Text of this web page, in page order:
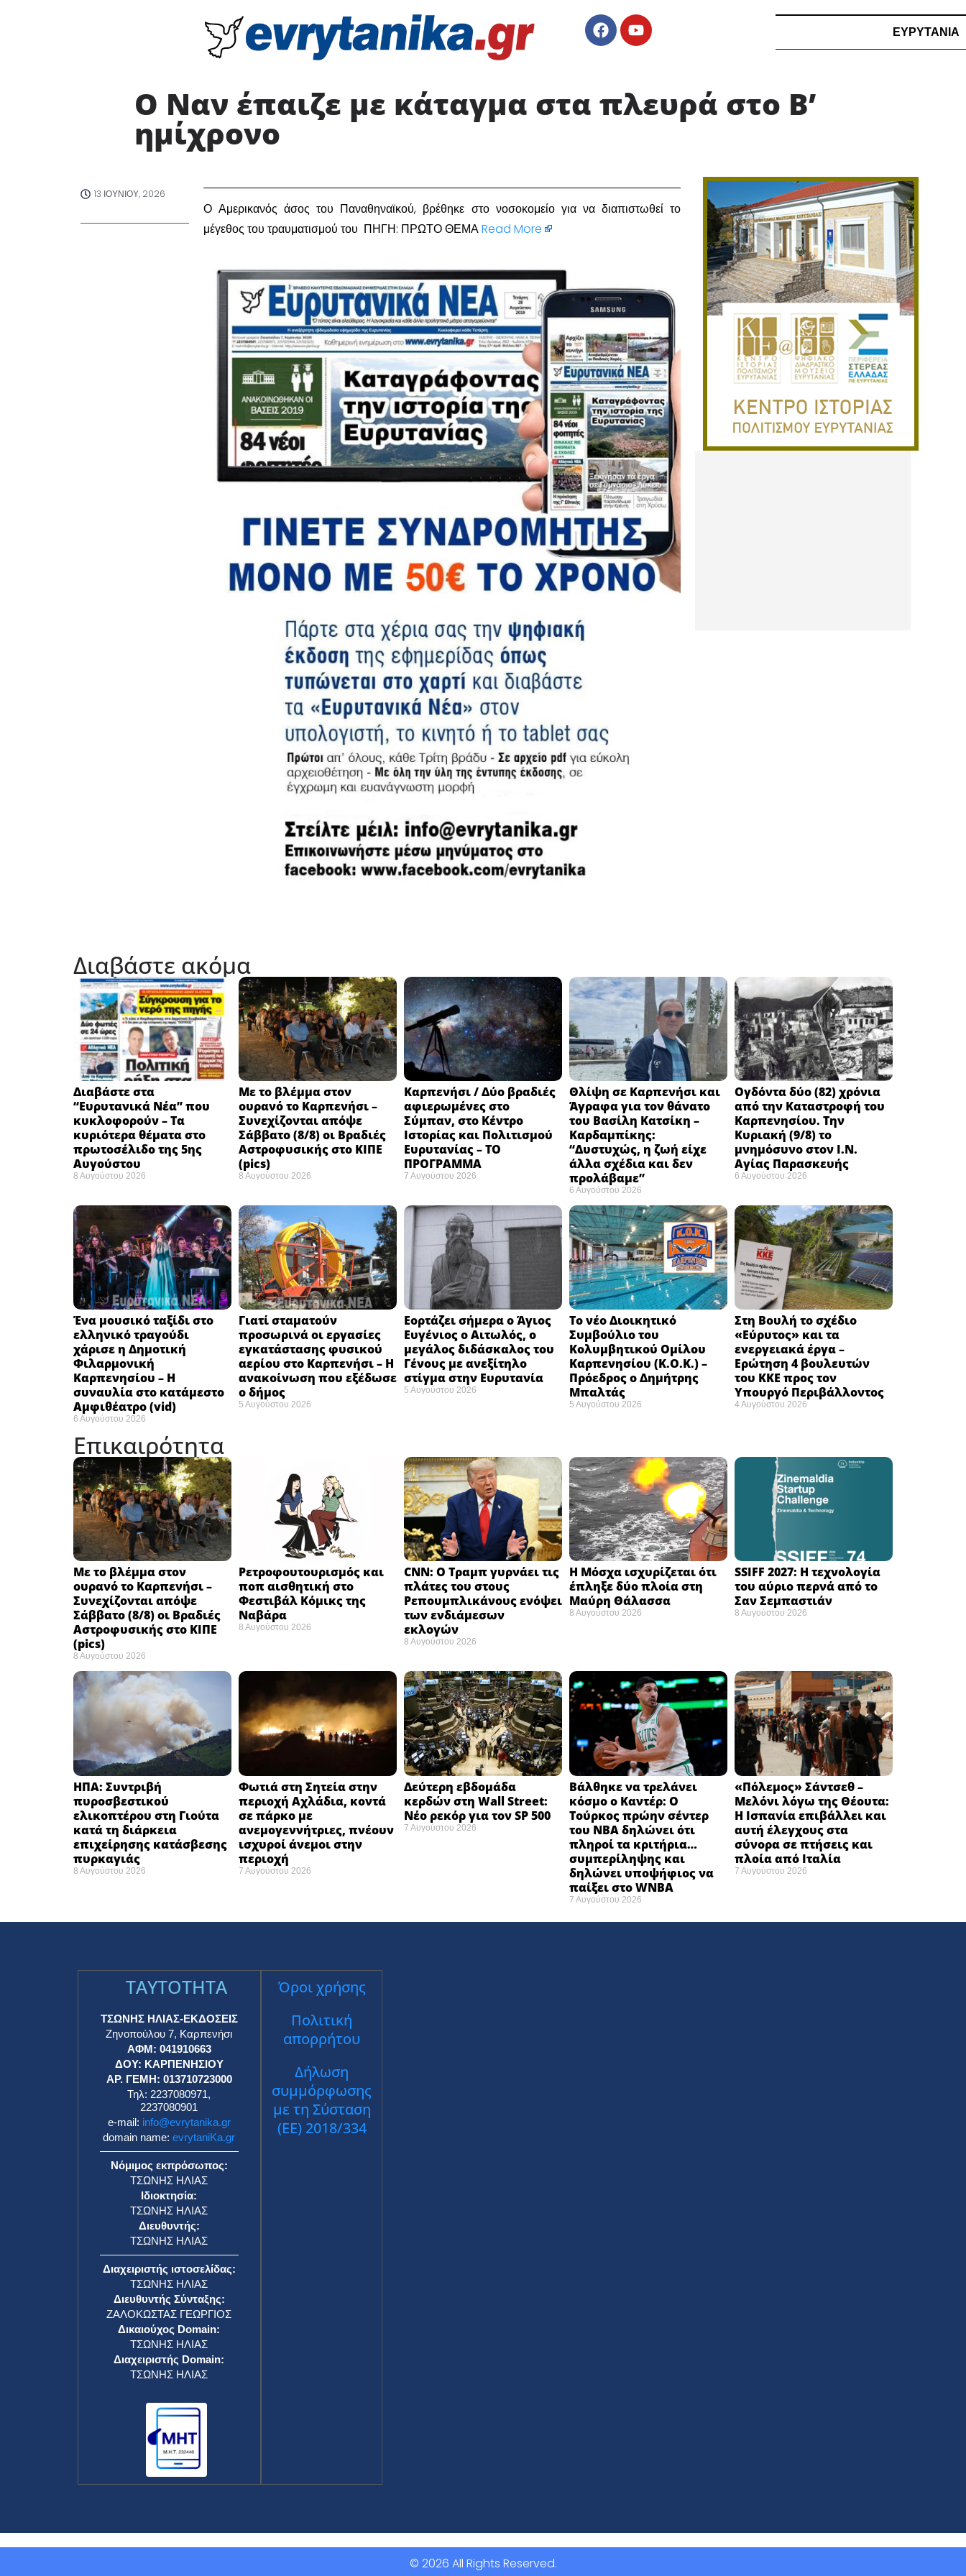
ΕΥΡΥΤΑΝΙΑ
Ο Ναν έπαιζε με κάταγμα στα πλευρά στο Β’
ημίχρονο
13 ΙΟΥΝΊΟΥ, 2026
Ο Αμερικανός άσος του Παναθηναϊκού, βρέθηκε στο νοσοκομείο για να διαπιστωθεί το
μέγεθος του τραυματισμού του ΠΗΓΗ: ΠΡΩΤΟ ΘΕΜΑRead More
Διαβάστε ακόμα
Διαβάστε στα
“Ευρυτανικά Νέα” που
κυκλοφορούν – Τα
κυριότερα θέματα στο
πρωτοσέλιδο της 5ης
Αυγούστου
8 Αυγούστου 2026
Με το βλέμμα στον
ουρανό το Καρπενήσι –
Συνεχίζονται απόψε
Σάββατο (8/8) οι Βραδιές
Αστροφυσικής στο ΚΙΠΕ
(pics)
8 Αυγούστου 2026
Καρπενήσι / Δύο βραδιές
αφιερωμένες στο
Σύμπαν, στο Κέντρο
Ιστορίας και Πολιτισμού
Ευρυτανίας – ΤΟ
ΠΡΟΓΡΑΜΜΑ
7 Αυγούστου 2026
Θλίψη σε Καρπενήσι και
Άγραφα για τον θάνατο
του Βασίλη Κατσίκη –
Καρδαμπίκης:
“Δυστυχώς, η ζωή είχε
άλλα σχέδια και δεν
προλάβαμε”
6 Αυγούστου 2026
Ογδόντα δύο (82) χρόνια
από την Καταστροφή του
Καρπενησίου. Την
Κυριακή (9/8) το
μνημόσυνο στον Ι.Ν.
Αγίας Παρασκευής
6 Αυγούστου 2026
Ένα μουσικό ταξίδι στο
ελληνικό τραγούδι
χάρισε η Δημοτική
Φιλαρμονική
Καρπενησίου – Η
συναυλία στο κατάμεστο
Αμφιθέατρο (vid)
6 Αυγούστου 2026
Γιατί σταματούν
προσωρινά οι εργασίες
εγκατάστασης φυσικού
αερίου στο Καρπενήσι – Η
ανακοίνωση που εξέδωσε
ο δήμος
5 Αυγούστου 2026
Εορτάζει σήμερα ο Άγιος
Ευγένιος ο Αιτωλός, ο
μεγάλος διδάσκαλος του
Γένους με ανεξίτηλο
στίγμα στην Ευρυτανία
5 Αυγούστου 2026
Το νέο Διοικητικό
Συμβούλιο του
Κολυμβητικού Ομίλου
Καρπενησίου (Κ.Ο.Κ.) –
Πρόεδρος ο Δημήτρης
Μπαλτάς
5 Αυγούστου 2026
Στη Βουλή το σχέδιο
«Εύρυτος» και τα
ενεργειακά έργα –
Ερώτηση 4 βουλευτών
του ΚΚΕ προς τον
Υπουργό Περιβάλλοντος
4 Αυγούστου 2026
Επικαιρότητα
Με το βλέμμα στον
ουρανό το Καρπενήσι –
Συνεχίζονται απόψε
Σάββατο (8/8) οι Βραδιές
Αστροφυσικής στο ΚΙΠΕ
(pics)
8 Αυγούστου 2026
Ρετροφουτουρισμός και
ποπ αισθητική στο
Φεστιβάλ Κόμικς της
Ναβάρα ​
8 Αυγούστου 2026
CNN: Ο Τραμπ γυρνάει τις
πλάτες του στους
Ρεπουμπλικάνους ενόψει
των ενδιάμεσων
εκλογών ​
8 Αυγούστου 2026
Η Μόσχα ισχυρίζεται ότι
έπληξε δύο πλοία στη
Μαύρη Θάλασσα ​
8 Αυγούστου 2026
SSIFF 2027: Η τεχνολογία
του αύριο περνά από το
Σαν Σεμπαστιάν ​
8 Αυγούστου 2026
ΗΠΑ: Συντριβή
πυροσβεστικού
ελικοπτέρου στη Γιούτα
κατά τη διάρκεια
επιχείρησης κατάσβεσης
πυρκαγιάς ​
8 Αυγούστου 2026
Φωτιά στη Σητεία στην
περιοχή Αχλάδια, κοντά
σε πάρκο με
ανεμογεννήτριες, πνέουν
ισχυροί άνεμοι στην
περιοχή
7 Αυγούστου 2026
Δεύτερη εβδομάδα
κερδών στη Wall Street:
Νέο ρεκόρ για τον SP 500
7 Αυγούστου 2026
Βάλθηκε να τρελάνει
κόσμο ο Καντέρ: Ο
Τούρκος πρώην σέντερ
του NBA δηλώνει ότι
πληροί τα κριτήρια…
συμπερίληψης και
δηλώνει υποψήφιος να
παίξει στο WNBA
7 Αυγούστου 2026
«Πόλεμος» Σάντσεθ –
Μελόνι λόγω της Θέουτα:
Η Ισπανία επιβάλλει και
αυτή έλεγχους στα
σύνορα σε πτήσεις και
πλοία από Ιταλία
7 Αυγούστου 2026
TAYTOTHTA
ΤΣΩΝΗΣ ΗΛΙΑΣ-ΕΚΔΟΣΕΙΣ
Ζηνοπούλου 7, Καρπενήσι
ΑΦΜ: 041910663
ΔΟΥ: ΚΑΡΠΕΝΗΣΙΟΥ
ΑΡ. ΓΕΜΗ: 013710723000
Τηλ: 2237080971,
2237080901
e-mail: info@evrytanika.gr
domain name:evrytaniKa.gr
Νόμιμος εκπρόσωπος:
ΤΣΩΝΗΣ ΗΛΙΑΣ
Ιδιοκτησία:
ΤΣΩΝΗΣ ΗΛΙΑΣ
Διευθυντής:
ΤΣΩΝΗΣ ΗΛΙΑΣ
Διαχειριστής ιστοσελίδας:
ΤΣΩΝΗΣ ΗΛΙΑΣ
Διευθυντής Σύνταξης:
ΖΑΛΟΚΩΣΤΑΣ ΓΕΩΡΓΙΟΣ
Δικαιούχος Domain:
ΤΣΩΝΗΣ ΗΛΙΑΣ
Διαχειριστής Domain:
ΤΣΩΝΗΣ ΗΛΙΑΣ
Όροι χρήσης
Πολιτική
απορρήτου
Δήλωση
συμμόρφωσης
με τη Σύσταση
(ΕΕ) 2018/334
© 2026 All Rights Reserved.